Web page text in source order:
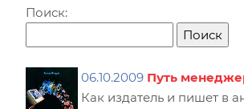
Поиск:
06.10.2009 Путь
Как издатель и пишет в